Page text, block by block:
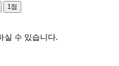
1점
실 수 있습니다.